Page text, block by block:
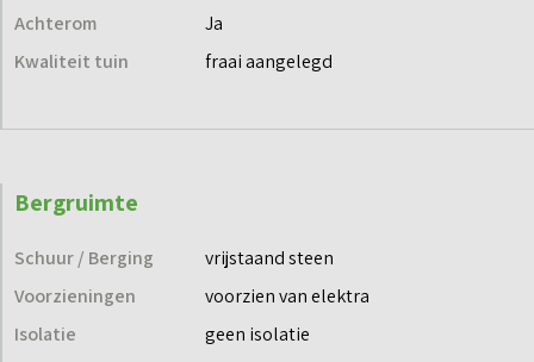
verrassen door dit bijzondere stukje Friesland.
Achterom
Ja
Kwaliteit tuin
fraai aangelegd
Bergruimte
Schuur / Berging
vrijstaand steen
Voorzieningen
voorzien van elektra
Isolatie
geen isolatie